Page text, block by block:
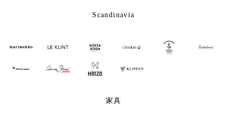
Scandinavia
家具